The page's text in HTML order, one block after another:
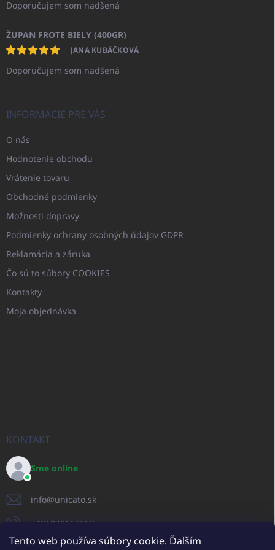
Tento web používa súbory cookie. Ďalším
Doporučujem som nadšená
ŽUPAN FROTE BIELY (400GR)
JANA KUBÁČKOVÁ
Doporučujem som nadšená
INFORMÁCIE PRE VÁS
O nás
Hodnotenie obchodu
Vrátenie tovaru
Obchodné podmienky
Možnosti dopravy
Podmienky ochrany osobných údajov GDPR
Reklamácia a záruka
Čo sú to súbory COOKIES
Kontakty
Moja objednávka
KONTAKT
Sme online
info@unicato.sk
+421940652650